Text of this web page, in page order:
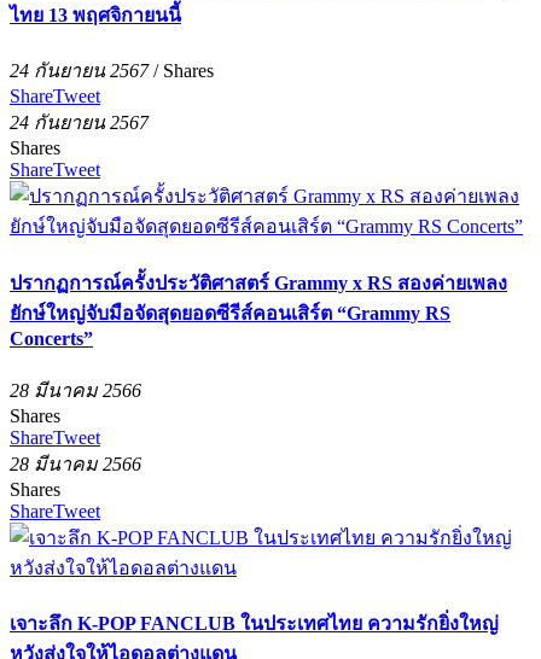
ไทย 13 พฤศจิกายนนี้
24 กันยายน 2567/ Shares
ShareTweet
24 กันยายน 2567
Shares
ShareTweet
ปรากฏการณ์ครั้งประวัติศาสตร์ Grammy x RS สองค่ายเพลง
ยักษ์ใหญ่จับมือจัดสุดยอดซีรีส์คอนเสิร์ต “Grammy RS
Concerts”
28 มีนาคม 2566
Shares
ShareTweet
28 มีนาคม 2566
Shares
ShareTweet
เจาะลึก K-POP FANCLUB ในประเทศไทย ความรักยิ่งใหญ่
หวังส่งใจให้ไอดอลต่างแดน